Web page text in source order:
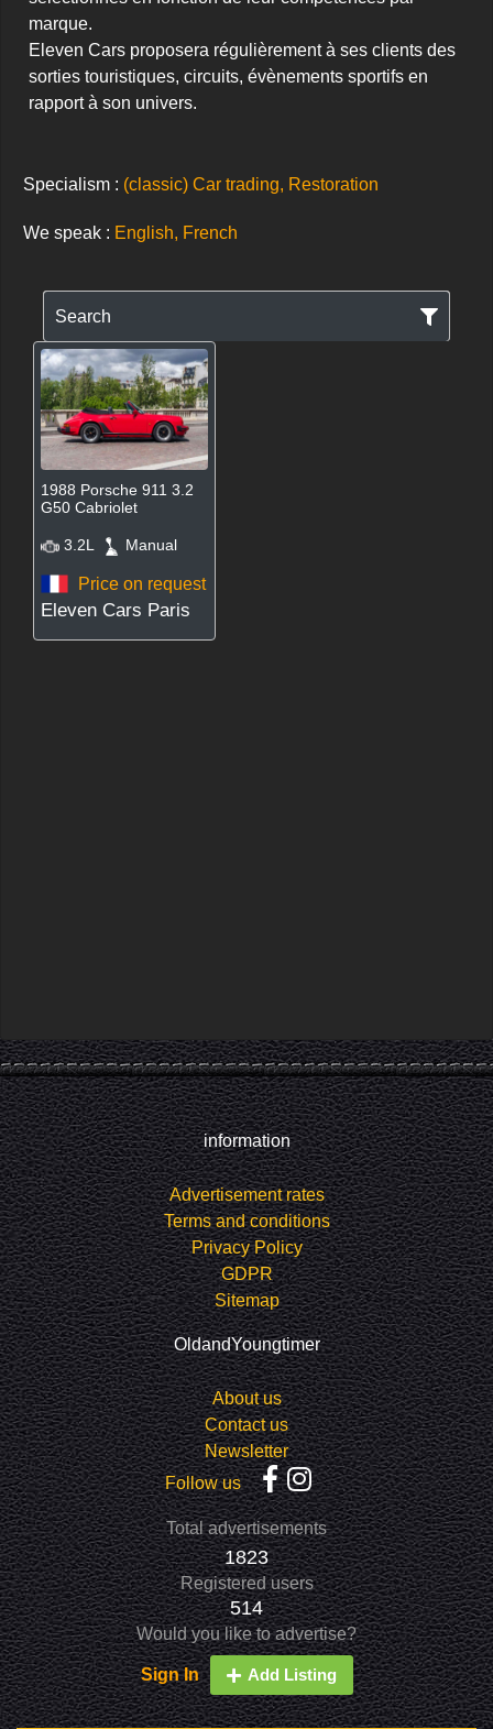
marque.
Eleven Cars proposera régulièrement à ses clients des
sorties touristiques, circuits, évènements sportifs en
rapport à son univers.
Specialism : (classic) Car trading, Restoration
We speak : English, French
Search
1988 Porsche 911 3.2
G50 Cabriolet
3.2L Manual
Price on request
Eleven Cars Paris
information
Advertisement rates
Terms and conditions
Privacy Policy
GDPR
Sitemap
OldandYoungtimer
About us
Contact us
Newsletter
Follow us
Total advertisements
1823
Registered users
514
Would you like to advertise?
Sign In Add Listing